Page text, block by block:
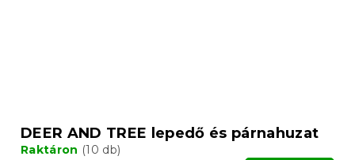
DEER AND TREE lepedő és párnahuzat
Raktáron (10 db)